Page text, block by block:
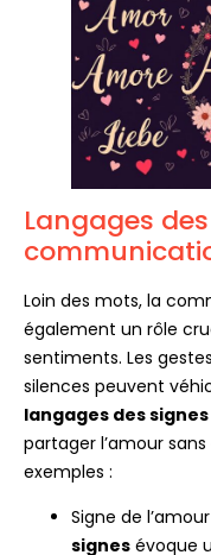
Langages
Loin des mots, la
également un rôle
sentiments. Les
silences peuvent
langages des signes
partager l’amour
exemples :
Signe de
signes évoque